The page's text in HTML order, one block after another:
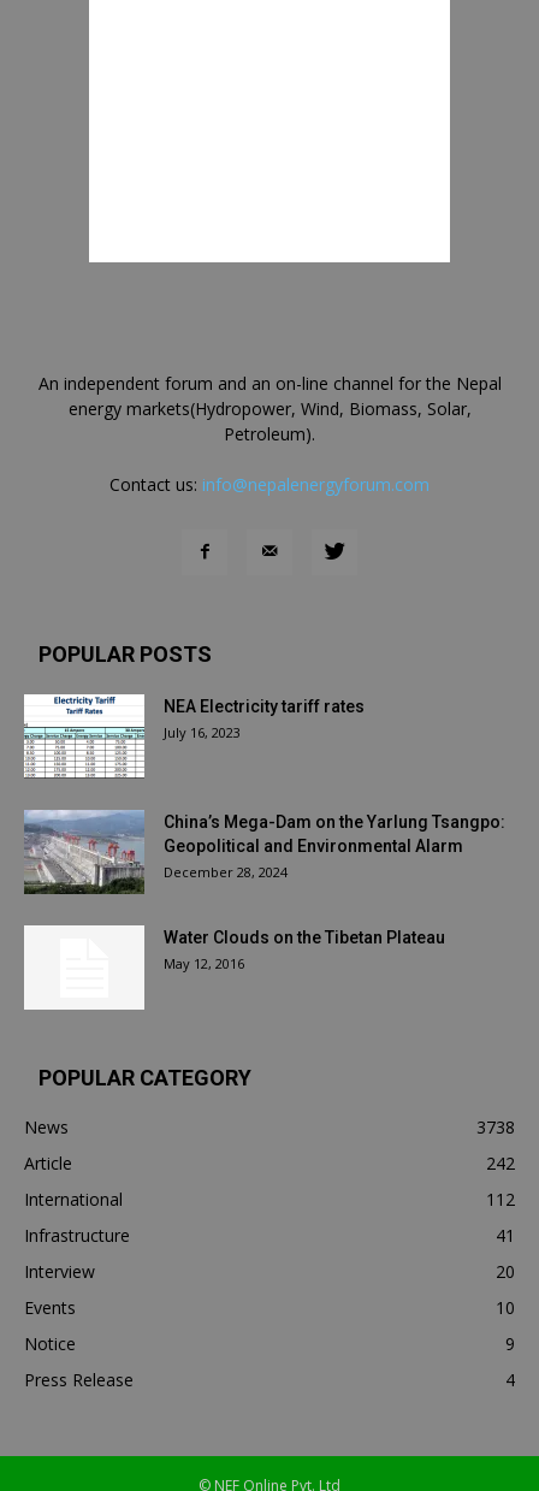
An independent forum and an on-line channel for the Nepal
energy markets(Hydropower, Wind, Biomass, Solar,
Petroleum).
Contact us: info@nepalenergyforum.com
POPULAR POSTS
NEA Electricity tariff rates
July 16, 2023
China’s Mega-Dam on the Yarlung Tsangpo:
Geopolitical and Environmental Alarm
December 28, 2024
Water Clouds on the Tibetan Plateau
May 12, 2016
POPULAR CATEGORY
News
3738
Article
242
International
112
Infrastructure
41
Interview
20
Events
10
Notice
9
Press Release
4
© NEF Online Pvt. Ltd